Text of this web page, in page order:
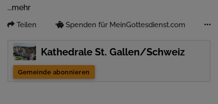
Musik:
...mehr
Teilen Spenden für MeinGottesdienst.com
Kathedrale St. Gallen/Schweiz
Gemeinde abonnieren